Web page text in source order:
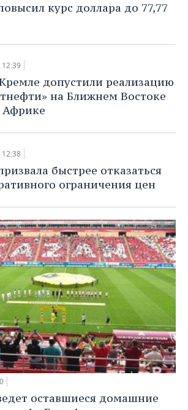
курс доллара до 77,77
12:39
допустили реализацию
на Ближнем Востоке
Африке
12:38
быстрее отказаться
ограничения цен
оставшиеся домашние